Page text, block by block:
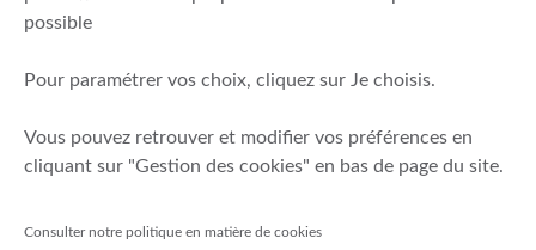
Fonds de garantie des dépôts et de résolution
Mentions légales
Prévention de la fraude
possible
Pour paramétrer vos choix, cliquez sur Je choisis.
Vous pouvez retrouver et modifier vos préférences en
cliquant sur "Gestion des cookies" en bas de page du site.
Consulter notre politique en matière de cookies